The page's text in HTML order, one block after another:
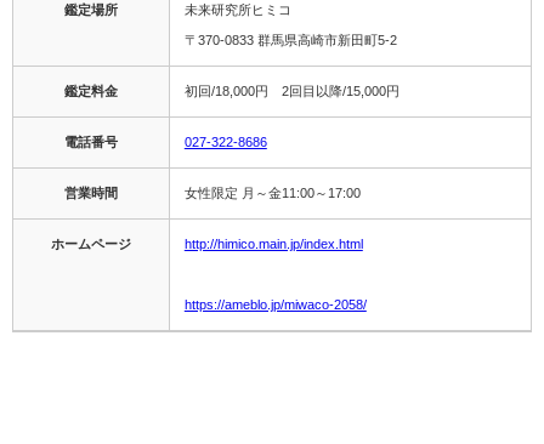
鑑定場所 未来研究所ヒミコ
〒370-0833 群馬県高崎市新田町5-2
鑑定料金 初回/18,000円 2回目以降/15,000円
電話番号 027-322-8686
営業時間 女性限定 月～金11:00～17:00
ホームページ http://himico.main.jp/index.html
https://ameblo.jp/miwaco-2058/